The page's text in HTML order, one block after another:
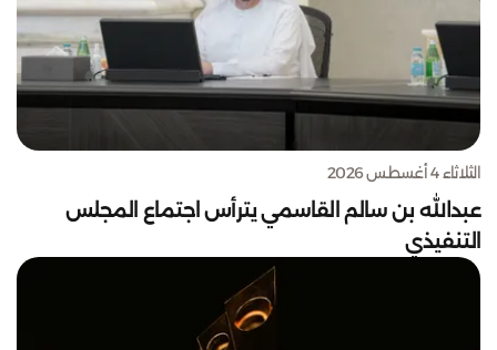
الثلاثاء 4 أغسطس 2026
عبدالله بن سالم القاسمي يترأس اجتماع المجلس
التنفيذي